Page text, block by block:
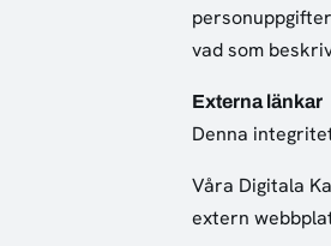
vad som
Externa länkar
Denna
Våra Digitala
extern